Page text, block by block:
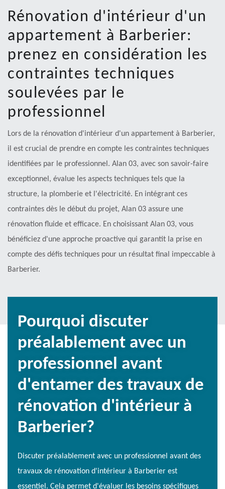
Rénovation d'intérieur d'un
appartement à Barberier:
prenez en considération les
contraintes techniques
soulevées par le
professionnel
Lors de la rénovation d'intérieur d'un appartement à Barberier,
il est crucial de prendre en compte les contraintes techniques
identifiées par le professionnel. Alan 03, avec son savoir-faire
exceptionnel, évalue les aspects techniques tels que la
structure, la plomberie et l'électricité. En intégrant ces
contraintes dès le début du projet, Alan 03 assure une
rénovation fluide et efficace. En choisissant Alan 03, vous
bénéficiez d'une approche proactive qui garantit la prise en
compte des défis techniques pour un résultat final impeccable à
Barberier.
Pourquoi discuter
préalablement avec un
professionnel avant
d'entamer des travaux de
rénovation d'intérieur à
Barberier?
Discuter préalablement avec un professionnel avant des
travaux de rénovation d'intérieur à Barberier est
essentiel. Cela permet d'évaluer les besoins spécifiques